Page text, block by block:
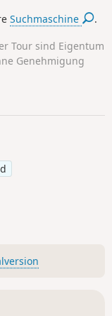
Suchmaschine .
Tour sind Eigentum
Genehmigung